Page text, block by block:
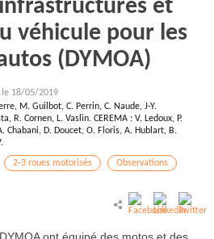
et
véhicule pour les
(DYMOA)
le 18/05/2019
M. Guilbot, C. Perrin, C. Naude, J-Y.
R. Cornen, L. Vaslin. CEREMA : V. Ledoux, P.
Chabani, D. Doucet, O. Floris, A. Hublart, B.
2-3 roues motorisés
Observations